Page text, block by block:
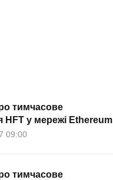
тимчасове
HFT у мережі Ethereum
09:00
тимчасове